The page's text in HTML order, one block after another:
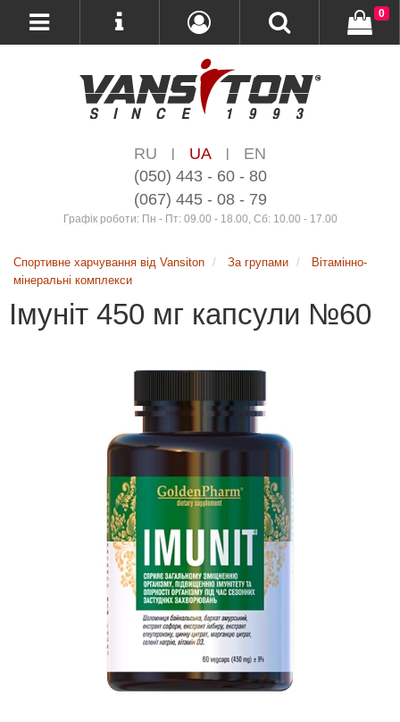
RU | UA |
EN
(050) 443 - 60 - 80
(067) 445 - 08 - 79
Графік роботи: Пн - Пт: 09.00 - 18.00, Сб: 10.00 - 17.00
0
Спортивне харчування від Vansiton За групами
Вітамінно-
мінеральні комплекси
Імуніт 450 мг капсули №60